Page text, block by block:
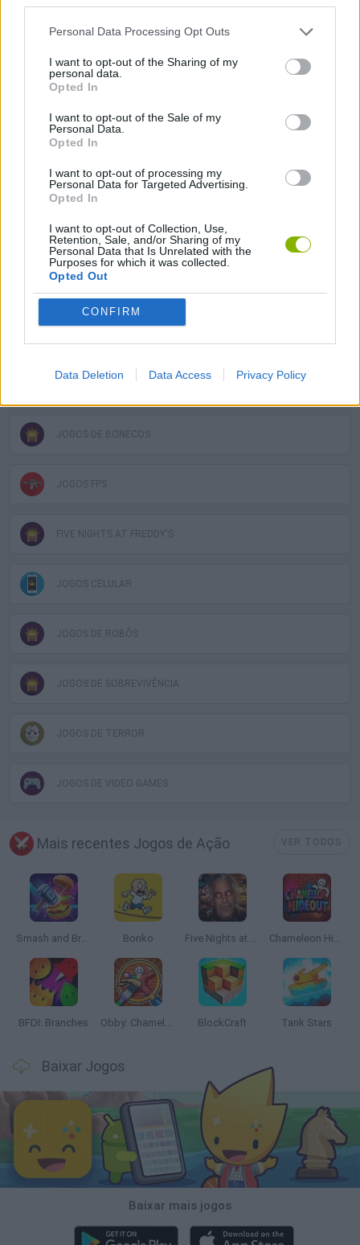
Personal Data Processing Opt Outs
I want to opt-out of the Sharing of my
personal data.
Opted In
I want to opt-out of the Sale of my
Personal Data.
Opted In
I want to opt-out of processing my
Personal Data for Targeted Advertising.
Opted In
I want to opt-out of Collection, Use,
Retention, Sale, and/or Sharing of my
Personal Data that Is Unrelated with the
Purposes for which it was collected.
Opted Out
CONFIRM
Data Deletion Data Access Privacy Policy
Flipside à noite.
Etiquetas
JOGOS DE AVENTURAS
JOGOS DE AÇÃO
JOGOS DE HABILIDADE
COLEÇÕES DE JOGOS
JOGOS DE APONTAR E CLICAR
JOGOS DE BONECOS
JOGOS FPS
FIVE NIGHTS AT FREDDY'S
JOGOS CELULAR
JOGOS DE ROBÔS
JOGOS DE SOBREVIVÊNCIA
JOGOS DE TERROR
JOGOS DE VIDEO GAMES
Mais recentes Jogos de Ação
Smash and Break Bonko Five Nights at Epstein's Chameleon Hideout
BFDI: Branches Obby: Chameleon: Paint & Hide BlockCraft Tank Stars
Baixar Jogos
Baixar mais jogos